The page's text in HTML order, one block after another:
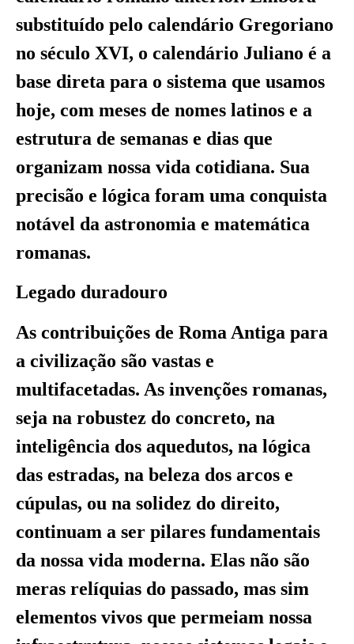
substituído pelo calendário Gregoriano
no século XVI, o calendário Juliano é a
base direta para o sistema que usamos
hoje, com meses de nomes latinos e a
estrutura de semanas e dias que
organizam nossa vida cotidiana. Sua
precisão e lógica foram uma conquista
notável da astronomia e matemática
romanas.
Legado duradouro
As contribuições de Roma Antiga para
a civilização são vastas e
multifacetadas. As invenções romanas,
seja na robustez do concreto, na
inteligência dos aquedutos, na lógica
das estradas, na beleza dos arcos e
cúpulas, ou na solidez do direito,
continuam a ser pilares fundamentais
da nossa vida moderna. Elas não são
meras relíquias do passado, mas sim
elementos vivos que permeiam nossa